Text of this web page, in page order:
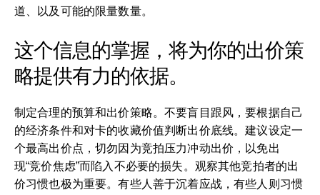
道、以及可能的限量数量。
这个信息的掌握，将为你的出价策
略提供有力的依据。
制定合理的预算和出价策略。不要盲目跟风，要根据自己
的经济条件和对卡的收藏价值判断出价底线。建议设定一
个最高出价点，切勿因为竞拍压力冲动出价，以免出
现“竞价焦虑”而陷入不必要的损失。观察其他竞拍者的出
价习惯也极为重要。有些人善于沉着应战，有些人则习惯